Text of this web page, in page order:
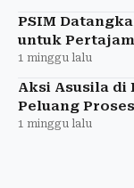
PSIM
untuk
1 minggu lalu
Aksi Asusila di
Peluang
1 minggu lalu